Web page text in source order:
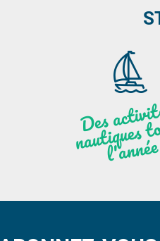
quesnée